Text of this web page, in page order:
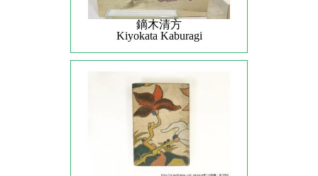
鏑木清方
Kiyokata Kaburagi